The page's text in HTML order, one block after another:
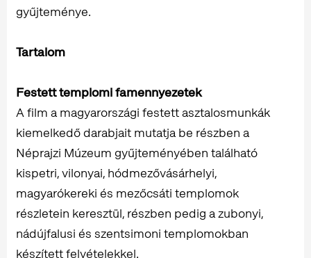
gyűjteménye.
Tartalom
Festett templomi famennyezetek
A film a magyarországi festett asztalosmunkák
kiemelkedő darabjait mutatja be részben a
Néprajzi Múzeum gyűjteményében található
kispetri, vilonyai, hódmezővásárhelyi,
magyarókereki és mezőcsáti templomok
részletein keresztül, részben pedig a zubonyi,
nádújfalusi és szentsimoni templomokban
készített felvételekkel.